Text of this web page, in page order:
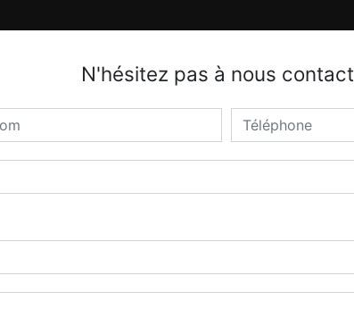
N'hésitez pas à nous